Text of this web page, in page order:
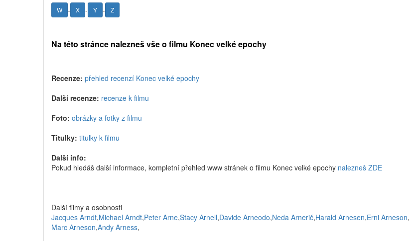
W - X - Y - Z
Na této stránce nalezneš vše o filmu Konec velké epochy
Recenze: přehled recenzí Konec velké epochy
Další recenze: recenze k filmu
Foto: obrázky a fotky z filmu
Titulky: titulky k filmu
Další info:
Pokud hledáš další informace, kompletní přehled www stránek o filmu Konec velké epochy nalezneš ZDE
Další filmy a osobnosti
Jacques Arndt,Michael Arndt,Peter Arne,Stacy Arnell,Davide Arneodo,Neda Arnerič,Harald Arnesen,Erni Arneson,
Marc Arneson,Andy Arness,